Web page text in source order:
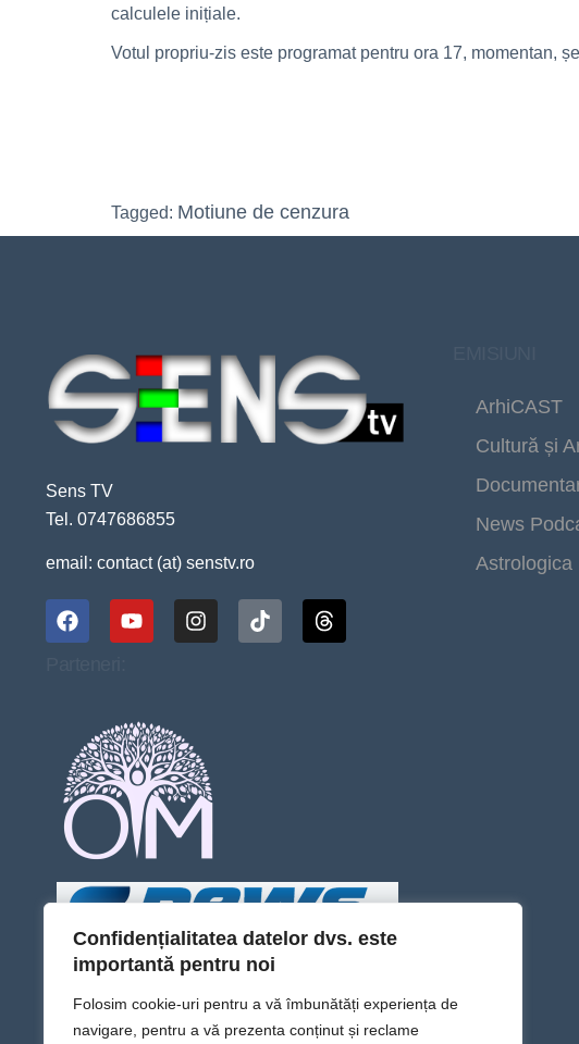
Confidențialitatea datelor dvs. este
importantă pentru noi
Folosim cookie-uri pentru a vă îmbunătăți experiența de
navigare, pentru a vă prezenta conținut și reclame
calculele inițiale.
Votul propriu-zis este programat pentru ora 17, momentan,
Tagged: Motiune de cenzura
Sens TV
Tel. 0747686855
email: contact (at) senstv.ro
ArhiCAST
Cultură și
News
Astrologica